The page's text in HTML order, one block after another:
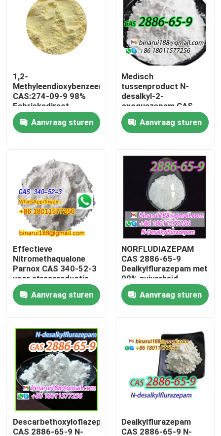
Producten
Video's
Over ons
Fabriekstocht
Kwaliteitscontrole
Vraag een offerte
Dagelijkse chemische grondstoffen
Anorganische Chemische producten Grondstof
fijne chemische tussenpersonen
1,2-
Methyleendioxybenzeen
CAS:274-09-9 98%
Fabrieksdirect
Hoogwaardige
spotverpakking op
aanvraag
Aanvraag sturen
Medisch
tussenproduct N-
desalkyl-2-
oxoquazepam CAS
2886-65-9
Een nette vaste stof in
Aanvraag sturen
Effectieve
Nitromethaqualone
Parnox CAS 340-52-3
voor stressreductie
Aanvraag sturen
NORFLUDIAZEPAM
CAS 2886-65-9
Dealkylflurazepam met
99% zuiverheid
Aanvraag sturen
Descarbethoxyloflazepate
CAS 2886-65-9 N-
Dealkylflurazepam
CAS 2886-65-9 N-